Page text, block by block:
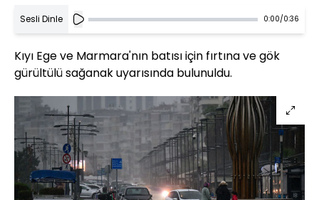
Sesli Dinle 0:00/0:36
Kıyı Ege ve Marmara'nın batısı için fırtına ve gök
gürültülü sağanak uyarısında bulunuldu.